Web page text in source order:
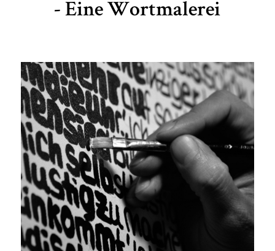
- Eine Wortmalerei